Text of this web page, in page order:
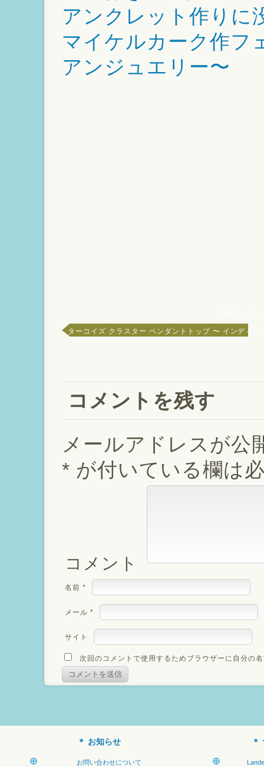
アンクレット作りに
マイケルカーク作フ
アンジュエリー〜
ターコイズ クラスター ペンダントトップ 〜 インディア
コメントを残す
メールアドレスが公
* が付いている欄は
コメント
名前 *
メール *
サイト
次回のコメントで使用するためブラウザーに自分の
お知らせ
お問い合わせについて